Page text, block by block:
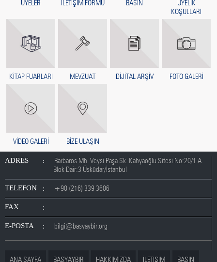
ÜYELER İLETİŞİM FORMU BASIN
ÜYELİK
KOŞULLARI
KİTAP FUARLARI MEVZUAT DİJİTAL ARŞİV FOTO GALERİ
VİDEO GALERİ BİZE ULAŞIN
ADRES
Barbaros Mh. Veysi Paşa Sk. Kahyaoğlu Sitesi No:20/1 A
Blok Dair:3 Üsküdar/İstanbul
TELEFON +90 (216) 339 3606
FAX
E-POSTA bilgi@basyaybir.org
ANA SAYFA BASYAYBİR HAKKIMIZDA İLETİŞİM BASIN